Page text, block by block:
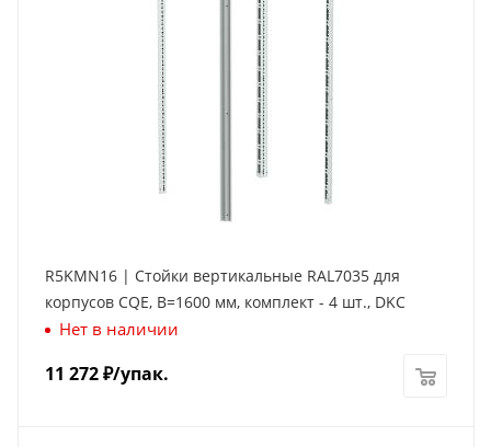
R5KMN16 | Стойки вертикальные RAL7035 для
корпусов CQE, В=1600 мм, комплект - 4 шт., DKC
Нет в наличии
11 272₽/упак.